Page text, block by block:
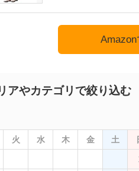
アやカテゴリで絞り込む
火 水 木 金 土